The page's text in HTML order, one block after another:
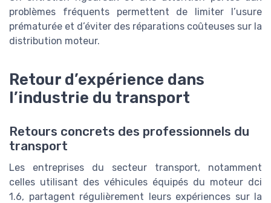
problèmes fréquents permettent de limiter l’usure
prématurée et d’éviter des réparations coûteuses sur la
distribution moteur.
Retour d’expérience dans
l’industrie du transport
Retours concrets des professionnels du
transport
Les entreprises du secteur transport, notamment
celles utilisant des véhicules équipés du moteur dci
1.6, partagent régulièrement leurs expériences sur la